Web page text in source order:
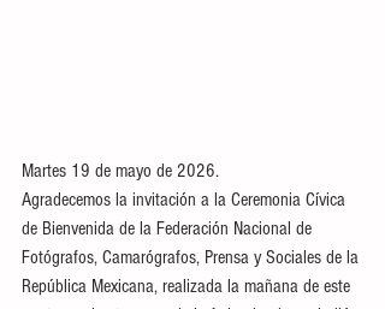
Martes 19 de mayo de 2026.
Agradecemos la invitación a la Ceremonia Cívica
de Bienvenida de la Federación Nacional de
Fotógrafos, Camarógrafos, Prensa y Sociales de la
República Mexicana, realizada la mañana de este